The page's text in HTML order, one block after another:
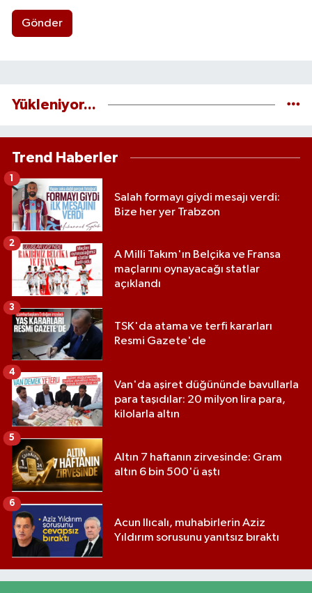
Gönder
Yükleniyor...
Trend Haberler
Salah formayı giydi mesajı verdi:
Bize her yer Trabzon
1
A Milli Takım'ın Belçika ve Fransa
maçlarını oynayacağı statlar
açıklandı
2
TSK'da atama ve terfi kararları
Resmi Gazete'de
3
Van'da aşiret düğününde bavullarla
para taşıdılar: 20 milyon lira para,
kilolarla altın
4
Altın 7 haftanın zirvesinde: Gram
altın 6 bin 500'ü aştı
5
Acun Ilıcalı, muhabirlerin Aziz
Yıldırım sorusunu yanıtsız bıraktı
6